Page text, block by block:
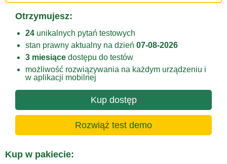
Otrzymujesz:
24 unikalnych pytań testowych
stan prawny aktualny na dzień 07-08-2026
3 miesiące dostępu do testów
możliwość rozwiązywania na każdym urządzeniu i
w aplikacji mobilnej
Kup dostęp
Rozwiąż test demo
Kup w pakiecie: